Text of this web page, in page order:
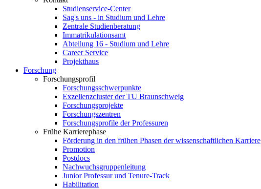
Studienservice-Center
Sag's uns - in Studium und Lehre
Zentrale Studienberatung
Immatrikulationsamt
Abteilung 16 - Studium und Lehre
Career Service
Projekthaus
Forschung
Forschungsprofil
Forschungsschwerpunkte
Exzellenzcluster der TU Braunschweig
Forschungsprojekte
Forschungszentren
Forschungsprofile der Professuren
Frühe Karrierephase
Förderung in den frühen Phasen der wissenschaftlichen Karriere
Promotion
Postdocs
Nachwuchsgruppenleitung
Junior Professur und Tenure-Track
Habilitation